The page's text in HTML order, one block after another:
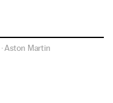
·Aston Martin